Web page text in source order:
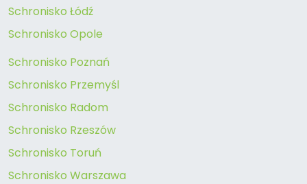
Schronisko Łódź
Schronisko Opole
Schronisko Poznań
Schronisko Przemyśl
Schronisko Radom
Schronisko Rzeszów
Schronisko Toruń
Schronisko Warszawa